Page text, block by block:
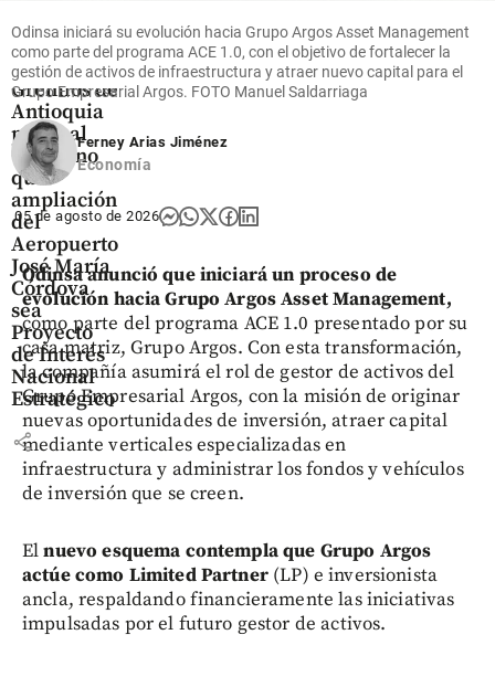
Antioquia
Gremios de
Antioquia
piden al
Gobierno
que
ampliación
del
Aeropuerto
José María
Córdova
sea
Proyecto
de Interés
Nacional
Estratégico
share
Odinsa iniciará su evolución hacia Grupo Argos Asset Management
como parte del programa ACE 1.0, con el objetivo de fortalecer la
gestión de activos de infraestructura y atraer nuevo capital para el
Grupo Empresarial Argos. FOTO Manuel Saldarriaga
Ferney Arias Jiménez
Economía
05 de agosto de 2026
Odinsa anunció que iniciará un proceso de
evolución hacia Grupo Argos Asset Management,
como parte del programa ACE 1.0 presentado por su
casa matriz, Grupo Argos. Con esta transformación,
la compañía asumirá el rol de gestor de activos del
Grupo Empresarial Argos, con la misión de originar
nuevas oportunidades de inversión, atraer capital
mediante verticales especializadas en
infraestructura y administrar los fondos y vehículos
de inversión que se creen.
Elnuevo esquema contempla que Grupo Argos
actúe como Limited Partner (LP) e inversionista
ancla, respaldando financieramente las iniciativas
impulsadas por el futuro gestor de activos.